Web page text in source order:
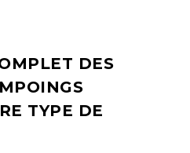
DES
TYPE DE